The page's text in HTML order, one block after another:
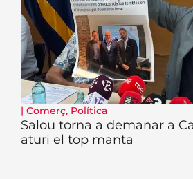
| Comerç, Política
Salou torna a demanar a
aturi el top manta